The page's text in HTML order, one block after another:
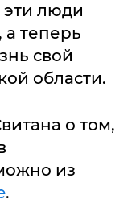
люди
теперь
свой
области.
о том,
из
.